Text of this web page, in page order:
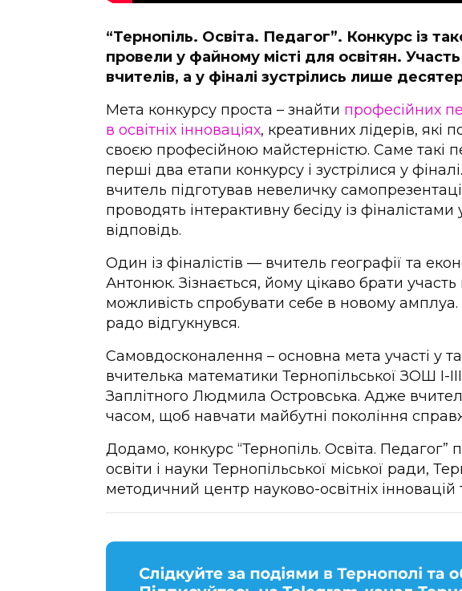
“Тернопіль. Освіта. Педагог”. Конкурс із
провели у файному місті для освітян.
вчителів, а у фіналі зустрілись лише
Мета конкурсу проста – знайти професійних
в освітніх інноваціях, креативних лідерів, які
своєю професійною майстерністю. Саме такі
перші два етапи конкурсу і зустрілися у
вчитель підготував невеличку
проводять інтерактивну бесіду із
відповідь.
Один із фіналістів — вчитель географії та
Антонюк. Зізнається, йому цікаво брати участь
можливість спробувати себе в новому
радо відгукнувся.
Самовдосконалення – основна мета участі у
вчителька математики Тернопільської ЗОШ І-
Заплітного Людмила Островська. Адже
часом, щоб навчати майбутні покоління
Додамо, конкурс “Тернопіль. Освіта. Педагог”
освіти і науки Тернопільської міської ради,
методичний центр науково-освітніх інновацій